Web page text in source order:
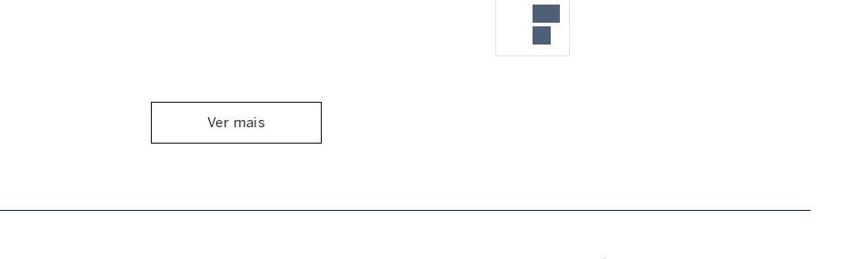
Ver mais